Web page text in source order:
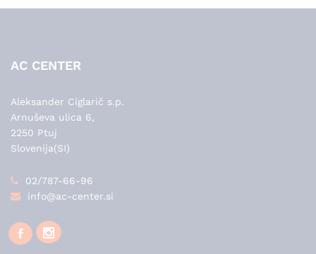
AC CENTER
Aleksander Ciglarič s.p.
Arnuševa ulica 6,
2250 Ptuj
Slovenija(SI)
02/787-66-96
info@ac-center.si